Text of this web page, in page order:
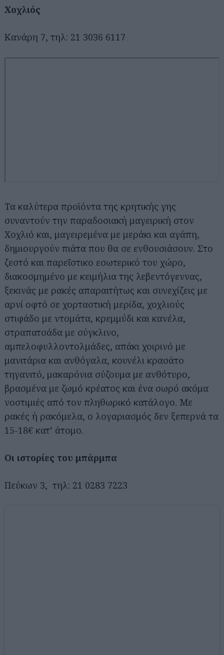
Χοχλιός
Κανάρη 7, τηλ: 21 3036 6117
Τα καλύτερα προϊόντα της κρητικής γης
συναντούν την παραδοσιακή μαγειρική στον
Χοχλιό και, μαγειρεμένα με μεράκι και αγάπη,
δημιουργούν πιάτα που θα σε ενθουσιάσουν. Στο
ζεστό και παρεΐστικο εσωτερικό του χώρο,
διακοσμημένο με κειμήλια της λεβεντόγεννας,
ξεκινάς με ρακές απαραιτήτως και συνεχίζεις με
αρνί οφτό σε χορταστική μερίδα, χοχλιούς
στιφάδο με ντομάτα, κρεμμύδι και κανέλα,
στραπατσάδα με σύγκλινο,
αμπελοφυλλοντολμάδες, απάκι χοιρινό με
μανιτάρια και ανθόγαλα, κουνέλι κρασάτο
τηγανιτό, μακαρόνια σύζουμα με ανθότυρο,
βρασμένα με ζωμό κρέατος και ένα σωρό ακόμα
νοστιμιές από τον πληθωρικό κατάλογο. Με
ρακές ή ρακόμελα, ο λογαριασμός δεν ξεπερνά τα
15-18€ κατ’ άτομο.
Οι ιστορίες του μπάρμπα
Πεύκων 3, τηλ: 21 0283 7223